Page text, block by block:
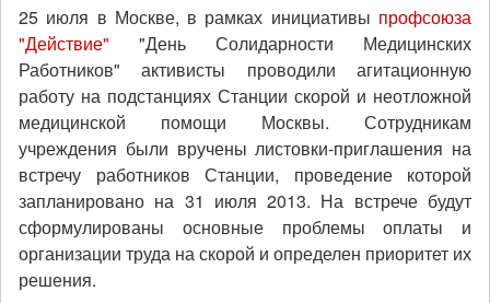
25 июля в Москве, в рамках инициативы профсоюза
"Действие" "День Солидарности Медицинских
Работников" активисты проводили агитационную
работу на подстанциях Станции скорой и неотложной
медицинской помощи Москвы. Сотрудникам
учреждения были вручены листовки-приглашения на
встречу работников Станции, проведение которой
запланировано на 31 июля 2013. На встрече будут
сформулированы основные проблемы оплаты и
организации труда на скорой и определен приоритет их
решения.